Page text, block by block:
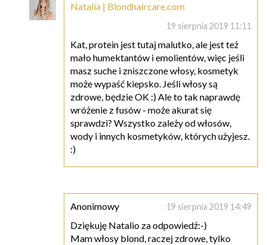
Natalia | Blondhaircare.com
19 sierpnia 2019 11:11
Kat, protein jest tutaj malutko, ale jest też
mało humektantów i emolientów, więc jeśli
masz suche i zniszczone włosy, kosmetyk
może wypaść kiepsko. Jeśli włosy są
zdrowe, będzie OK :) Ale to tak naprawdę
wróżenie z fusów - może akurat się
sprawdzi? Wszystko zależy od włosów,
wody i innych kosmetyków, których użyjesz.
:)
Anonimowy 19 sierpnia 2019 14:49
Dziękuję Natalio za odpowiedź:-)
Mam włosy blond, raczej zdrowe, tylko